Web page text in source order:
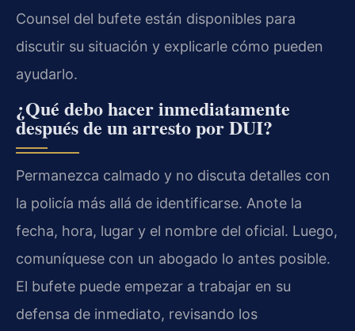
Counsel del bufete están disponibles para
discutir su situación y explicarle cómo pueden
ayudarlo.
¿Qué debo hacer inmediatamente
después de un arresto por DUI?
Permanezca calmado y no discuta detalles con
la policía más allá de identificarse. Anote la
fecha, hora, lugar y el nombre del oficial. Luego,
comuníquese con un abogado lo antes posible.
El bufete puede empezar a trabajar en su
defensa de inmediato, revisando los